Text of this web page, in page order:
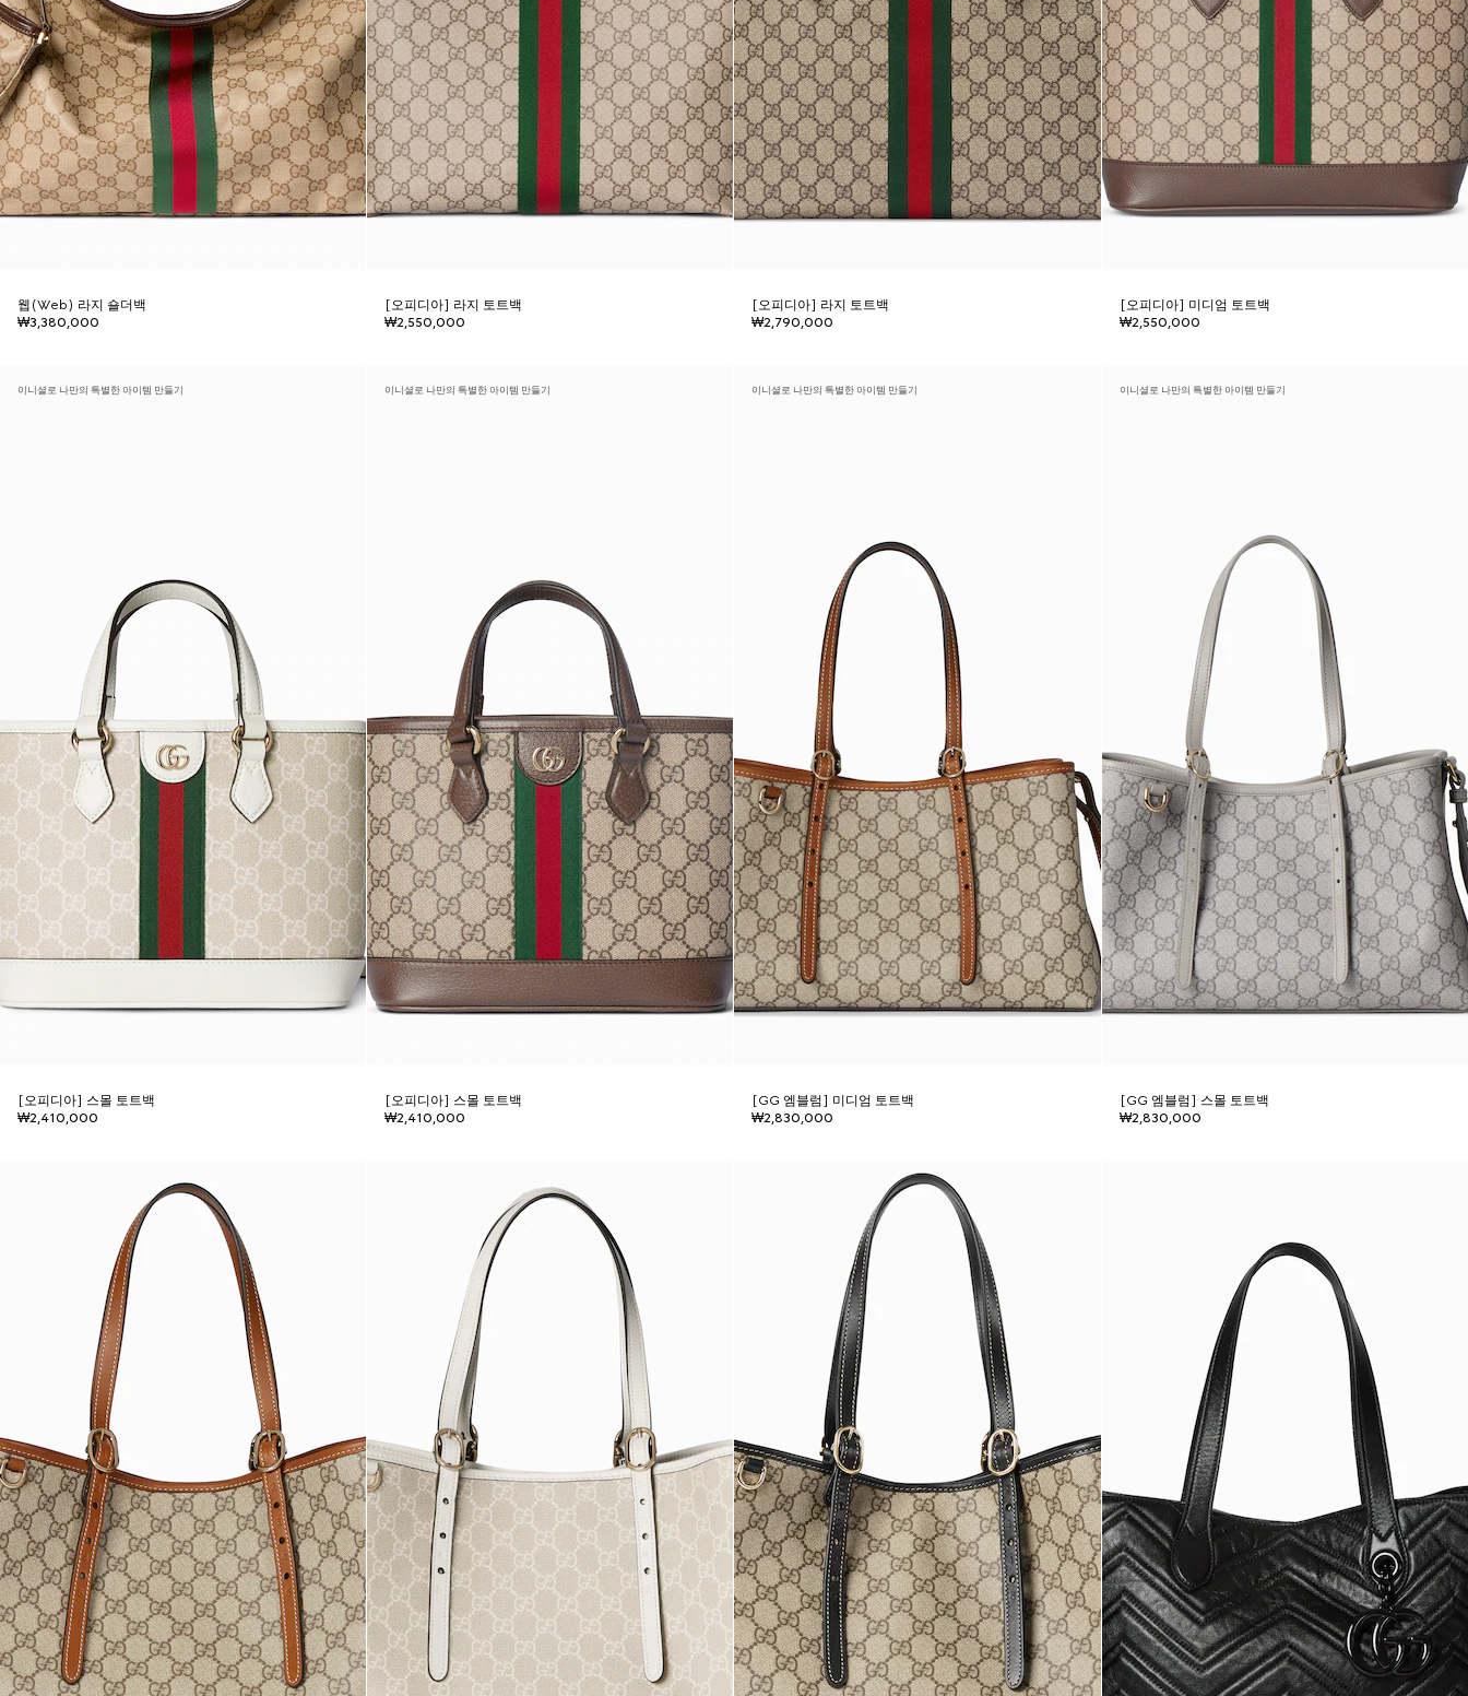
웹(Web) 라지 숄더백
₩3,380,000
[오피디아] 라지 토트백
₩2,550,000
[오피디아] 라지 토트백
₩2,790,000
[오피디아] 미디엄 토트백
₩2,550,000
이니셜로 나만의 특별한 아이템 만들기
[오피디아] 스몰 토트백
₩2,410,000
이니셜로 나만의 특별한 아이템 만들기
[오피디아] 스몰 토트백
₩2,410,000
이니셜로 나만의 특별한 아이템 만들기
[GG 엠블럼] 미디엄 토트백
₩2,830,000
이니셜로 나만의 특별한 아이템 만들기
[GG 엠블럼] 스몰 토트백
₩2,830,000